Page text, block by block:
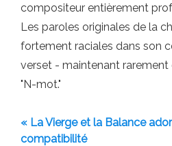
compositeur entièrement
Les paroles originales de la
fortement raciales dans son
verset - maintenant
"N-mot."
« La Vierge et la Balance
compatibilité